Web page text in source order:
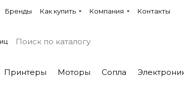
Бренды Как купить Компания Контакты
Принтеры Моторы Сопла